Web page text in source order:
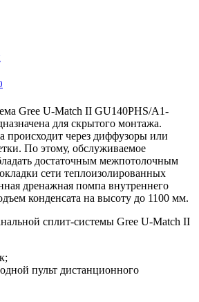
Gree U-Match II GU140PHS/A1-
для скрытого монтажа.
происходит через диффузоры или
По этому, обслуживаемое
достаточным межпотолочным
сети теплоизолированных
дренажная помпа внутреннего
конденсата на высоту до 1100 мм.
сплит-системы Gree U-Match II
пульт дистанционного